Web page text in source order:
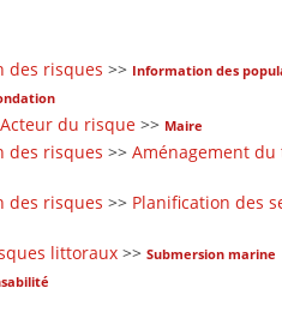
des risques >> Information des
Acteur du risque >> Maire
des risques >> Aménagement
des risques >> Planification des
littoraux >> Submersion marine